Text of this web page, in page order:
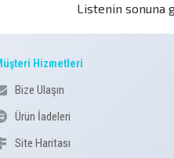
Listenin sonuna
Hizmetleri
Bize Ulaşın
Ürün İadeleri
Site Haritası